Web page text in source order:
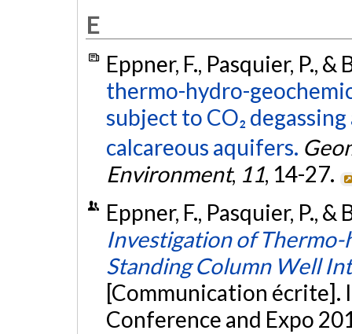
E
Eppner, F., Pasquier, P.,
thermo-hydro-
subject to CO₂
calcareous aquifers.
Environment, 11, 14-27.
Eppner, F., Pasquier, P.,
Investigation of Thermo-
Standing Column Well
[Communication écrite].
Conference and Expo